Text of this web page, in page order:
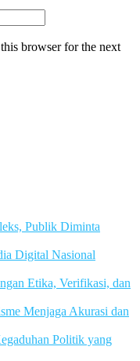
browser for the next
Publik Diminta
Digital Nasional
Etika, Verifikasi, dan
Menjaga Akurasi dan
Politik yang